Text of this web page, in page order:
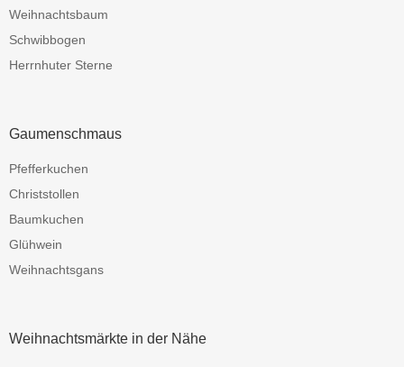
Weihnachtsbaum
Schwibbogen
Herrnhuter Sterne
Gaumenschmaus
Pfefferkuchen
Christstollen
Baumkuchen
Glühwein
Weihnachtsgans
Weihnachtsmärkte in der Nähe